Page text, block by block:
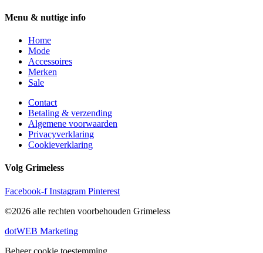
Menu & nuttige info
Home
Mode
Accessoires
Merken
Sale
Contact
Betaling & verzending
Algemene voorwaarden
Privacyverklaring
Cookieverklaring
Volg Grimeless
Facebook-f Instagram Pinterest
©2026 alle rechten voorbehouden Grimeless
dotWEB Marketing
Beheer cookie toestemming